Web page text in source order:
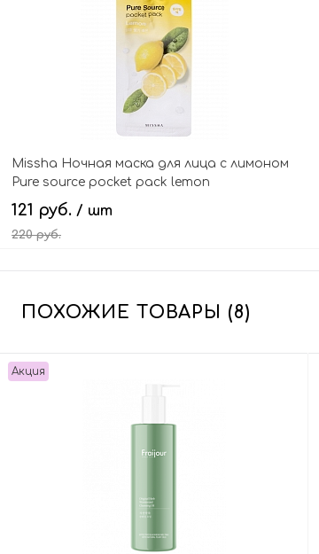
Missha Ночная маска для лица с лимоном
Pure source pocket pack lemon
121 руб. / шт
220 руб.
ПОХОЖИЕ ТОВАРЫ (8)
Акция